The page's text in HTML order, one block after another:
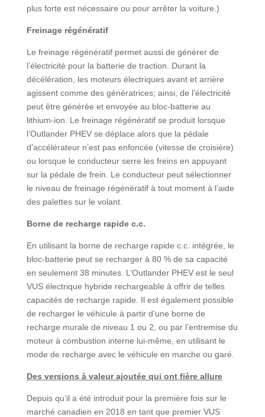
plus forte est nécessaire ou pour arrêter la voiture.)
Freinage régénératif
Le freinage régénératif permet aussi de générer de
l’électricité pour la batterie de traction. Durant la
décélération, les moteurs électriques avant et arrière
agissent comme des génératrices; ainsi, de l’électricité
peut être générée et envoyée au bloc-batterie au
lithium-ion. Le freinage régénératif se produit lorsque
l’Outlander PHEV se déplace alors que la pédale
d’accélérateur n’est pas enfoncée (vitesse de croisière)
ou lorsque le conducteur serre les freins en appuyant
sur la pédale de frein. Le conducteur peut sélectionner
le niveau de freinage régénératif à tout moment à l’aide
des palettes sur le volant.
Borne de recharge rapide c.c.
En utilisant la borne de recharge rapide c.c. intégrée, le
bloc-batterie peut se recharger à 80 % de sa capacité
en seulement 38 minutes. L’Outlander PHEV est le seul
VUS électrique hybride rechargeable à offrir de telles
capacités de recharge rapide. Il est également possible
de recharger le véhicule à partir d’une borne de
recharge murale de niveau 1 ou 2, ou par l’entremise du
moteur à combustion interne lui-même, en utilisant le
mode de recharge avec le véhicule en marche ou garé.
Des versions à valeur ajoutée qui ont fière allure
Depuis qu’il a été introduit pour la première fois sur le
marché canadien en 2018 en tant que premier VUS